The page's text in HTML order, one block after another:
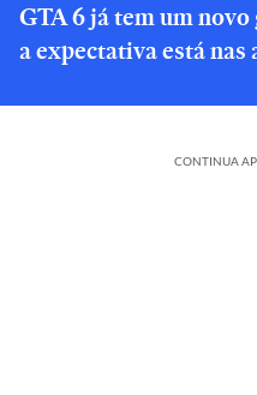
GTA 6 já tem um
a expectativa está nas
CONTINUA